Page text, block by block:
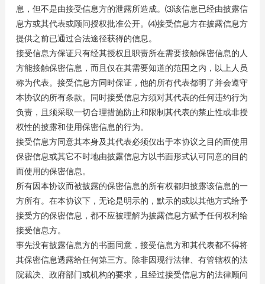
息，但不是由接受信息方的泄露所造成。⑶该信息已经由披露信
息方或其代表或顾问授权批准公开。⑷接受信息方在披露信息方
提供之前已通过合法途径获得的信息。
接受信息方保证只有经其授权且职责所在需要接触保密信息的人
方能接触保密信息，而且仅在其需要知道的范围之内，以上人员
称为代表。接受信息方同时保证，他的所有代表都明了并会遵守
本协议的所有条款。同时接受信息方须对其代表的任何违约行为
负责，且须采取一切合理措施防止和限制其代表的禁止性或非授
权性的披露和使用保密信息的行为。
接受信息方同意其本身及其代表必须仅出于本协议之目的而使用
保密信息或其它不时地由披露信息方以书面形式认可同意的目的
而使用的保密信息。
所有因本协议而被披露的保密信息的所有权都归披露该信息的一
方所有。在本协议下，无论是明示的，默示的或以其他方式给予
接受方的保密信息，都不应被理解为披露信息方赋予任何权利给
接受信息方。
事先没有披露信息方的书面同意，接受信息方和其代表都不得将
其保密信息透露给任何第三方。除非因现行法律、有管辖权的法
院裁决、政府部门或机构的要求，且经过接受信息方的法律顾问